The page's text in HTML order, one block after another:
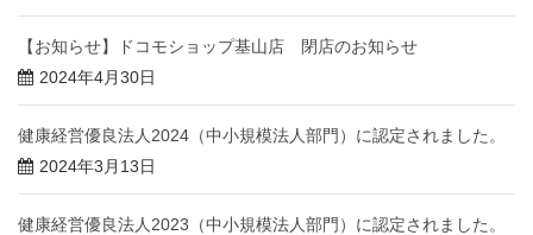
【お知らせ】ドコモショップ基山店 閉店のお知らせ
2024年4月30日
健康経営優良法人2024（中小規模法人部門）に認定されました。
2024年3月13日
健康経営優良法人2023（中小規模法人部門）に認定されました。